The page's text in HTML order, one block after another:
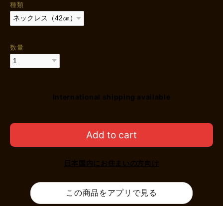
種類
数量
International shipping available
Add to cart
日本国内にお住まいの方向け
この商品をアプリで見る